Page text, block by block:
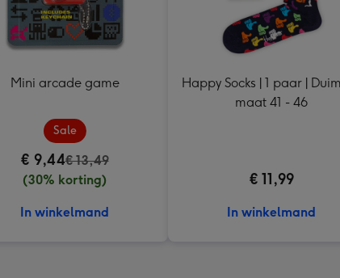
Mini arcade game
Sale
€ 9,44€ 13,49
(30% korting)
In winkelmand
Happy Socks | 1 paar |
maat 41 - 46
€ 11,99
In winkelmand